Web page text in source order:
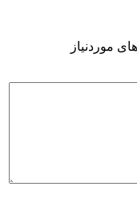
موردنیاز